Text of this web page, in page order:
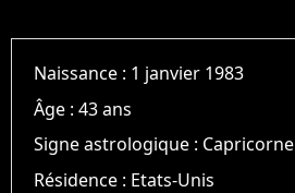
Naissance : 1 janvier 1983
Âge :43 ans
Signe astrologique : Capricorne
Résidence : Etats-Unis